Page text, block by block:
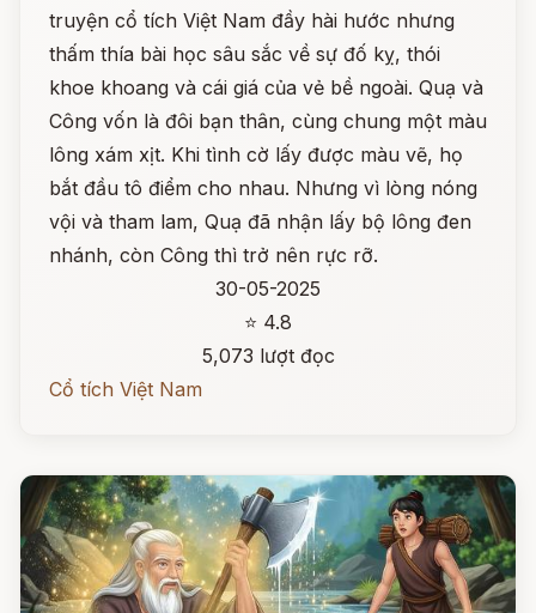
truyện cổ tích Việt Nam đầy hài hước nhưng
thấm thía bài học sâu sắc về sự đố kỵ, thói
khoe khoang và cái giá của vẻ bề ngoài. Quạ và
Công vốn là đôi bạn thân, cùng chung một màu
lông xám xịt. Khi tình cờ lấy được màu vẽ, họ
bắt đầu tô điểm cho nhau. Nhưng vì lòng nóng
vội và tham lam, Quạ đã nhận lấy bộ lông đen
nhánh, còn Công thì trở nên rực rỡ.
30-05-2025
⭐ 4.8
5,073 lượt đọc
Cổ tích Việt Nam